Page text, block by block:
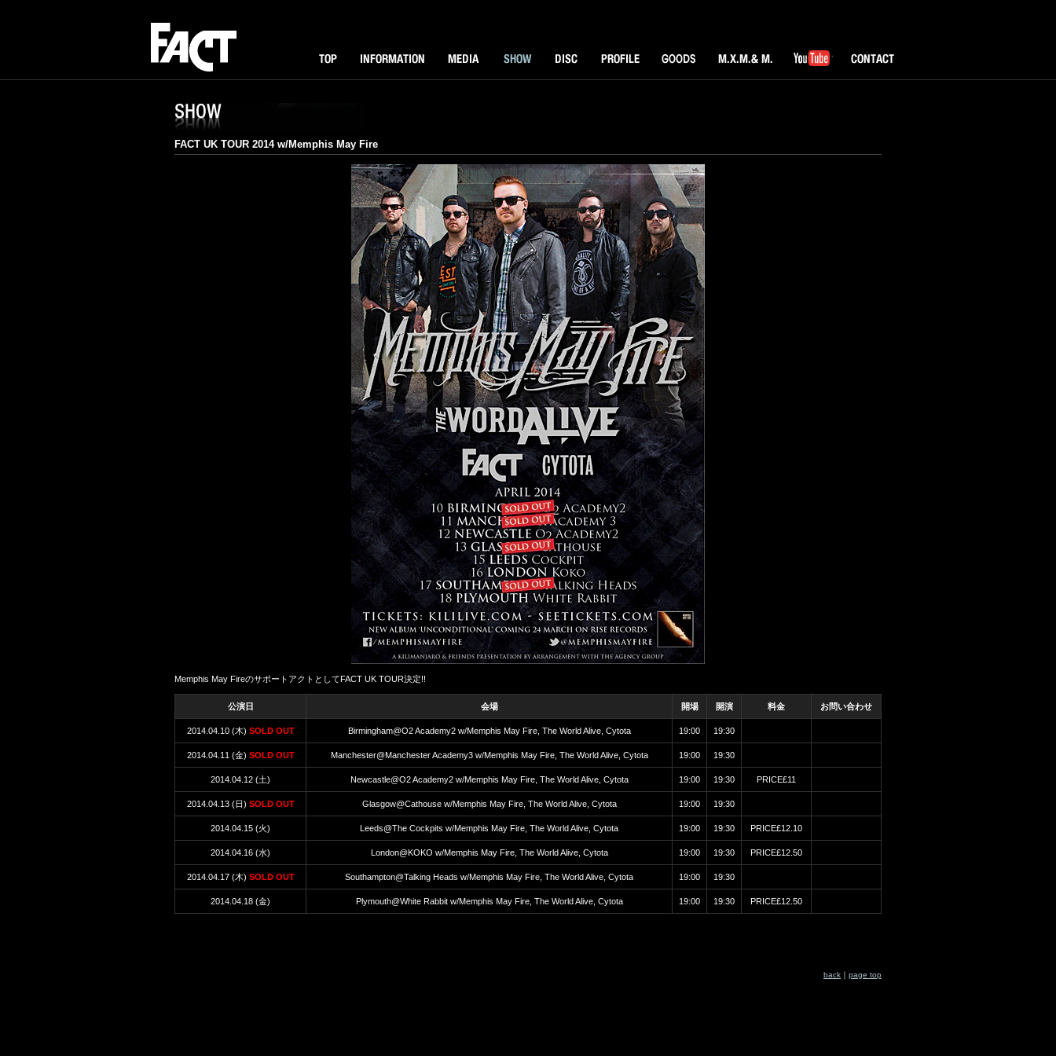
FACT
TOP INFORMATOIN MEDIA SHOW PROFILE GOODS M.X.M & M. YouTube CONTACT
SHOW
FACT UK TOUR 2014 w/Memphis May Fire
Memphis May FireのサポートアクトとしてFACT UK TOUR決定!!
公演日 会場 開場 開演 料金 お問い合わせ
2014.04.10 (木) SOLD OUT Birmingham@O2 Academy2 w/Memphis May Fire, The World Alive, Cytota 19:00 19:30
2014.04.11 (金) SOLD OUT Manchester@Manchester Academy3 w/Memphis May Fire, The World Alive, Cytota 19:00 19:30
2014.04.12 (土) Newcastle@O2 Academy2 w/Memphis May Fire, The World Alive, Cytota 19:00 19:30 PRICE£11
2014.04.13 (日) SOLD OUT Glasgow@Cathouse w/Memphis May Fire, The World Alive, Cytota 19:00 19:30
2014.04.15 (火) Leeds@The Cockpits w/Memphis May Fire, The World Alive, Cytota 19:00 19:30 PRICE£12.10
2014.04.16 (水) London@KOKO w/Memphis May Fire, The World Alive, Cytota 19:00 19:30 PRICE£12.50
2014.04.17 (木) SOLD OUT Southampton@Talking Heads w/Memphis May Fire, The World Alive, Cytota 19:00 19:30
2014.04.18 (金) Plymouth@White Rabbit w/Memphis May Fire, The World Alive, Cytota 19:00 19:30 PRICE£12.50
back ｜ page top